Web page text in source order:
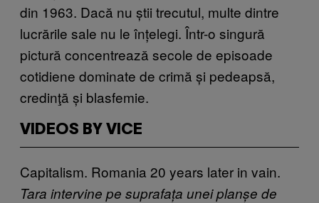
din 1963. Dacă nu știi trecutul, multe dintre
lucrările sale nu le înțelegi. Într-o singură
pictură concentrează secole de episoade
cotidiene dominate de crimă și pedeapsă,
credinţă și blasfemie.
VIDEOS BY VICE
Capitalism. Romania 20 years later in vain.
Tara intervine pe suprafața unei planșe de